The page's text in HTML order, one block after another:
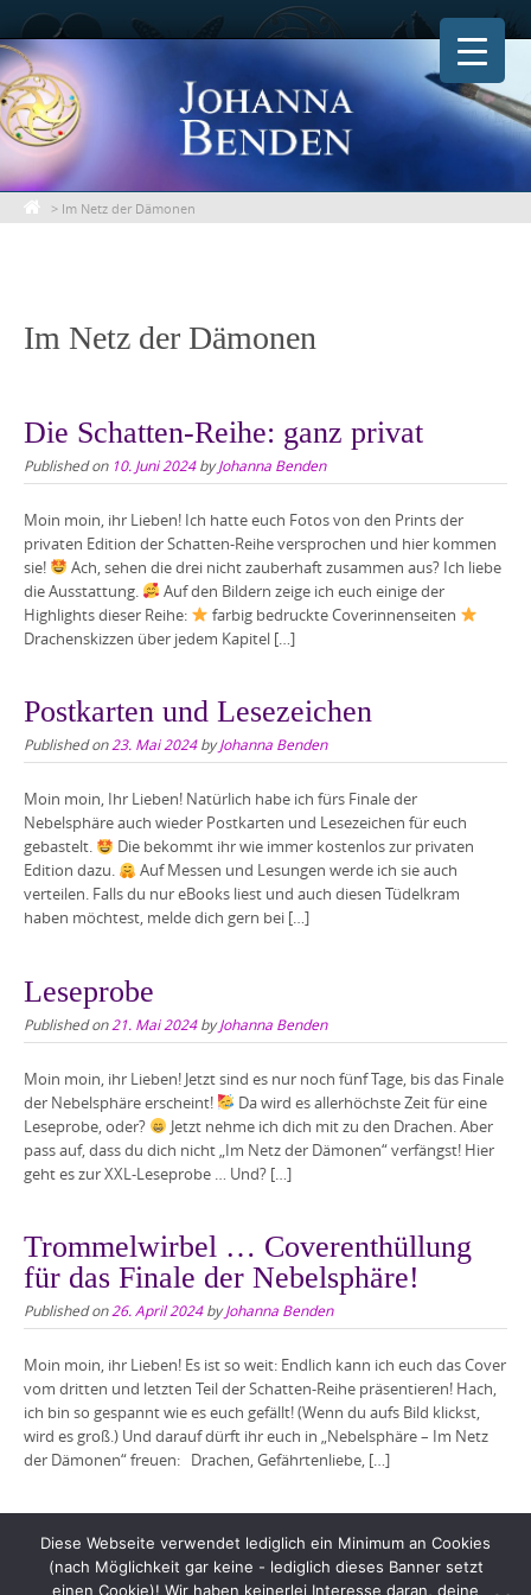
Skip
to
content
> Im Netz der Dämonen
Im Netz der Dämonen
Die Schatten-Reihe: ganz privat
Published on 10. Juni 2024byJohanna Benden
Moin moin, ihr Lieben! Ich hatte euch Fotos von den Prints der
privaten Edition der Schatten-Reihe versprochen und hier kommen
sie!
Ach, sehen die drei nicht zauberhaft zusammen aus? Ich liebe
die Ausstattung.
Auf den Bildern zeige ich euch einige der
Highlights dieser Reihe:
farbig bedruckte Coverinnenseiten
Drachenskizzen über jedem Kapitel […]
Postkarten und Lesezeichen
Published on23. Mai 2024byJohanna Benden
Moin moin, Ihr Lieben! Natürlich habe ich fürs Finale der
Nebelsphäre auch wieder Postkarten und Lesezeichen für euch
gebastelt.
Die bekommt ihr wie immer kostenlos zur privaten
Edition dazu.
Auf Messen und Lesungen werde ich sie auch
verteilen. Falls du nur eBooks liest und auch diesen Tüdelkram
haben möchtest, melde dich gern bei […]
Leseprobe
Published on21. Mai 2024byJohanna Benden
Moin moin, ihr Lieben! Jetzt sind es nur noch fünf Tage, bis das Finale
der Nebelsphäre erscheint!
Da wird es allerhöchste Zeit für eine
Leseprobe, oder?
Jetzt nehme ich dich mit zu den Drachen. Aber
pass auf, dass du dich nicht „Im Netz der Dämonen“ verfängst! Hier
geht es zur XXL-Leseprobe … Und? […]
Trommelwirbel … Coverenthüllung
für das Finale der Nebelsphäre!
Published on26. April 2024byJohanna Benden
Moin moin, ihr Lieben! Es ist so weit: Endlich kann ich euch das Cover
vom dritten und letzten Teil der Schatten-Reihe präsentieren! Hach,
ich bin so gespannt wie es euch gefällt! (Wenn du aufs Bild klickst,
wird es groß.) Und darauf dürft ihr euch in „Nebelsphäre – Im Netz
der Dämonen“ freuen: Drachen, Gefährtenliebe, […]
Diese Webseite verwendet lediglich ein Minimum an Cookies
(nach Möglichkeit gar keine - lediglich dieses Banner setzt
einen Cookie)! Wir haben keinerlei Interesse daran, deine